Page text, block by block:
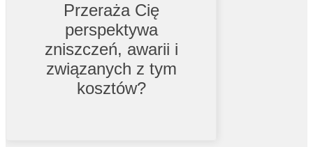
Przeraża Cię
perspektywa
zniszczeń, awarii i
związanych z tym
kosztów?
Wybieramy odpowiedzialnych
najemców, monitorujemy stan
mieszkania, zajmujemy się bieżącymi
naprawami. Nasza firma posiada polisę
OC.